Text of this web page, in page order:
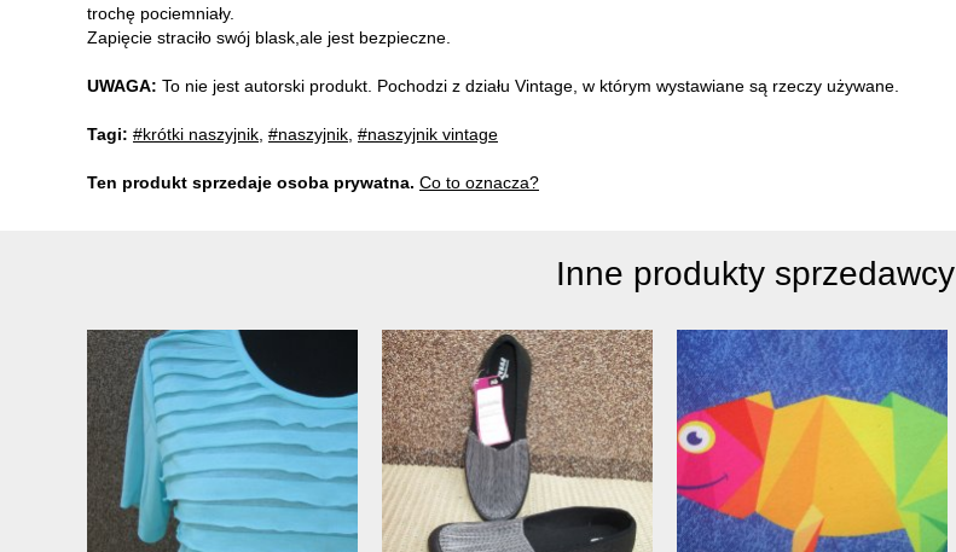
trochę pociemniały.
Zapięcie straciło swój blask,ale jest bezpieczne.
UWAGA: To nie jest autorski produkt. Pochodzi z działu Vintage, w którym wystawiane są rzeczy używane.
Tagi: #krótki naszyjnik #naszyjnik #naszyjnik vintage
Ten produkt sprzedaje osoba prywatna. Co to oznacza?
Inne produkty sprzedawcy